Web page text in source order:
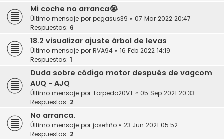
Mi coche no arranca😭
Último mensaje por pegasus39 « 07 Mar 2022 20:47
Respuestas: 6
18.2 visualizar ajuste árbol de levas
Último mensaje por RVA94 « 16 Feb 2022 14:19
Respuestas: 1
Duda sobre código motor después de vagcom
AUQ - AJQ
Último mensaje por Torpedo20VT « 05 Sep 2021 20:33
Respuestas: 2
No arranca.
Último mensaje por josefiño « 23 Jun 2021 05:52
Respuestas: 2